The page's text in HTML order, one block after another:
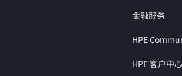
金融服务
HPE
HPE 客户中心